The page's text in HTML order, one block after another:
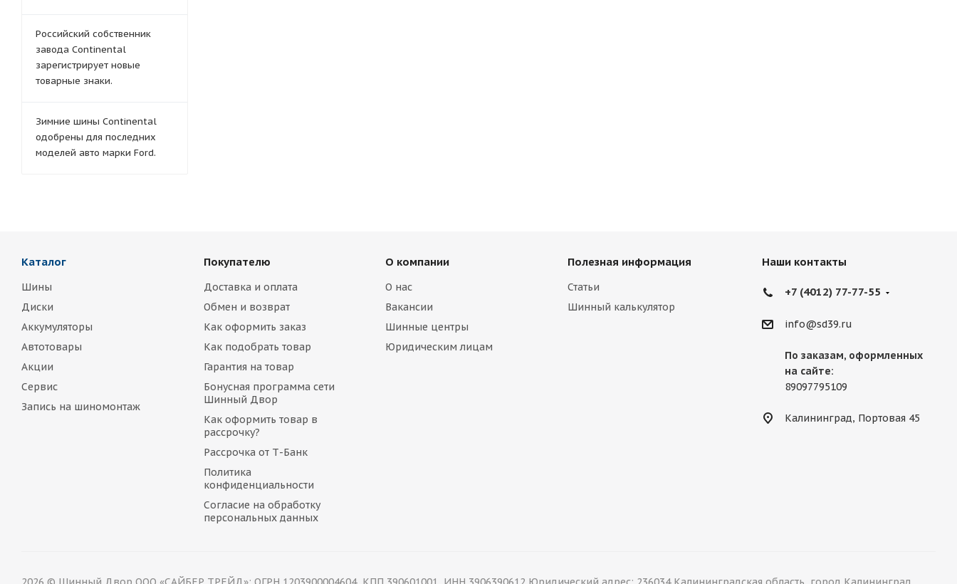
Российский собственник
завода Continental
зарегистрирует новые
товарные знаки.
Зимние шины Continental
одобрены для последних
моделей авто марки Ford.
Каталог
Шины
Диски
Аккумуляторы
Автотовары
Акции
Сервис
Запись на шиномонтаж
Покупателю
Доставка и оплата
Обмен и возврат
Как оформить заказ
Как подобрать товар
Гарантия на товар
Бонусная программа сети
Шинный Двор
Как оформить товар в
рассрочку?
Рассрочка от Т-Банк
Политика
конфиденциальности
Согласие на обработку
персональных данных
О компании
О нас
Вакансии
Шинные центры
Юридическим лицам
Полезная информация
Статьи
Шинный калькулятор
Наши контакты
+7 (4012) 77-77-55
info@sd39.ru
По заказам, оформленных
на сайте:
89097795109
Калининград, Портовая 45